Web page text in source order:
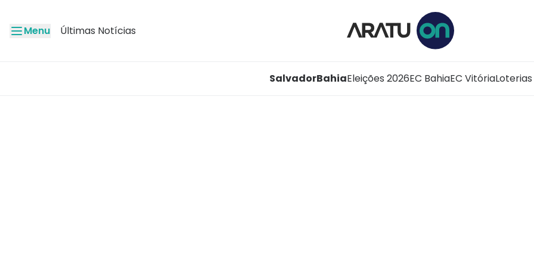
Menu Últimas Notícias
SalvadorBahiaEleições 2026EC BahiaEC VitóriaLoterias